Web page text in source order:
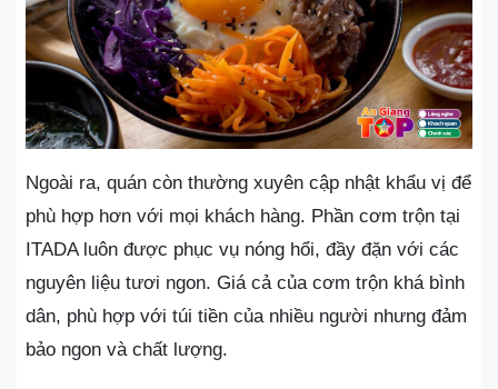
Ngoài ra, quán còn thường xuyên cập nhật khẩu vị để
phù hợp hơn với mọi khách hàng. Phần cơm trộn tại
ITADA luôn được phục vụ nóng hổi, đầy đặn với các
nguyên liệu tươi ngon. Giá cả của cơm trộn khá bình
dân, phù hợp với túi tiền của nhiều người nhưng đảm
bảo ngon và chất lượng.